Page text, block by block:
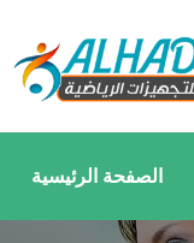
الصفحة الرئيسية